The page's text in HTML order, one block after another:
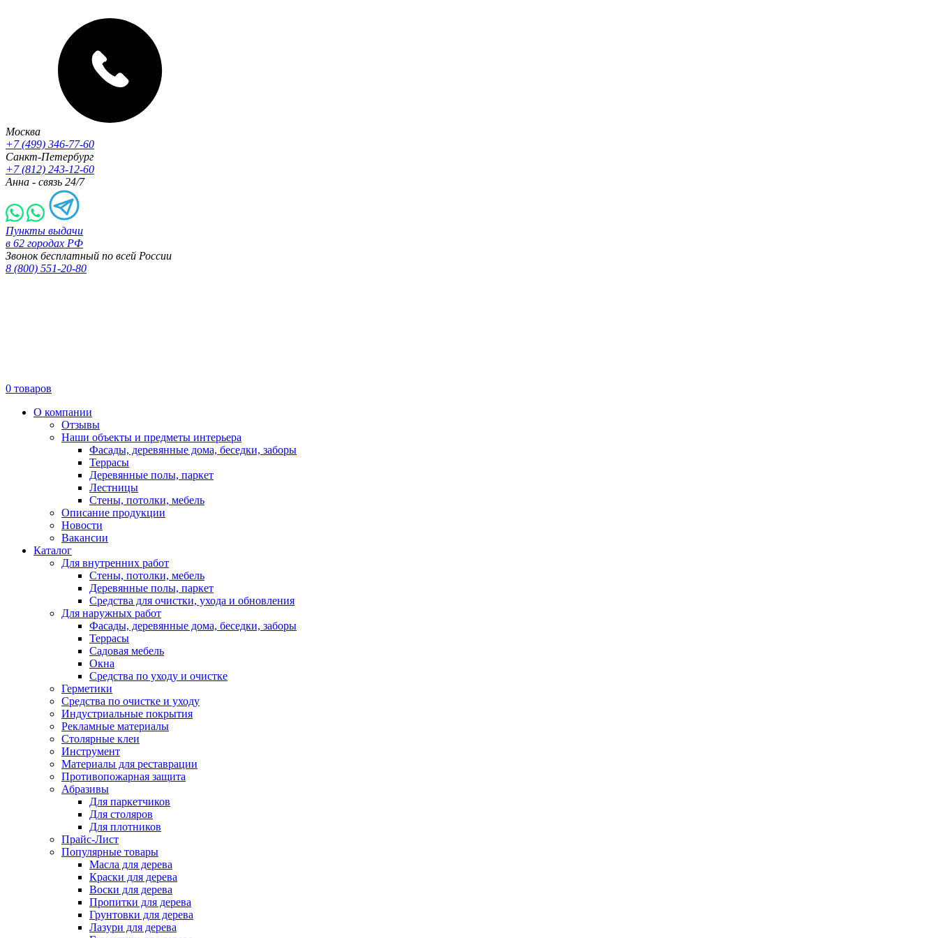
Москва
+7 (499) 346-77-60
Санкт-Петербург
+7 (812) 243-12-60
Анна - связь 24/7
Пункты выдачи
в 62 городах РФ
Звонок бесплатный по всей России
8 (800) 551-20-80
0 товаров
О компании
Отзывы
Наши объекты и предметы интерьера
Фасады, деревянные дома, беседки, заборы
Террасы
Деревянные полы, паркет
Лестницы
Стены, потолки, мебель
Описание продукции
Новости
Вакансии
Каталог
Для внутренних работ
Стены, потолки, мебель
Деревянные полы, паркет
Средства для очистки, ухода и обновления
Для наружных работ
Фасады, деревянные дома, беседки, заборы
Террасы
Садовая мебель
Окна
Средства по уходу и очистке
Герметики
Средства по очистке и уходу
Индустриальные покрытия
Рекламные материалы
Столярные клеи
Инструмент
Материалы для реставрации
Противопожарная защита
Абразивы
Для паркетчиков
Для столяров
Для плотников
Прайс-Лист
Популярные товары
Масла для дерева
Краски для дерева
Воски для дерева
Пропитки для дерева
Грунтовки для дерева
Лазури для дерева